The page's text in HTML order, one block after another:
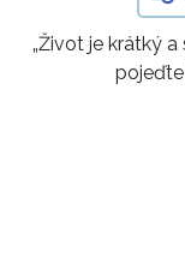
„Život je krátký